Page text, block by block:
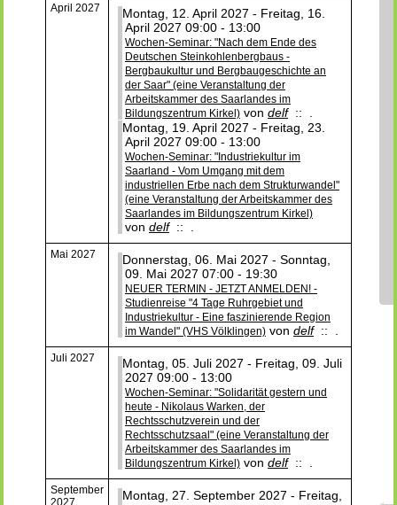
April 2027
Montag, 12. April 2027 - Freitag, 16.
April 2027 09:00 - 13:00
Wochen-Seminar: "Nach dem Ende des
Deutschen Steinkohlenbergbaus -
Bergbaukultur und Bergbaugeschichte an
der Saar" (eine Veranstaltung der
Arbeitskammer des Saarlandes im
Bildungszentrum Kirkel) von delf:: .
Montag, 19. April 2027 - Freitag, 23.
April 2027 09:00 - 13:00
Wochen-Seminar: "Industriekultur im
Saarland - Vom Umgang mit dem
industriellen Erbe nach dem Strukturwandel"
(eine Veranstaltung der Arbeitskammer des
Saarlandes im Bildungszentrum Kirkel)
von delf:: .
Mai 2027
Donnerstag, 06. Mai 2027 - Sonntag,
09. Mai 2027 07:00 - 19:30
NEUER TERMIN - JETZT ANMELDEN! -
Studienreise "4 Tage Ruhrgebiet und
Industriekultur - Eine faszinierende Region
im Wandel" (VHS Völklingen) von delf:: .
Juli 2027
Montag, 05. Juli 2027 - Freitag, 09. Juli
2027 09:00 - 13:00
Wochen-Seminar: "Solidarität gestern und
heute - Nikolaus Warken, der
Rechtsschutzverein und der
Rechtsschutzsaal" (eine Veranstaltung der
Arbeitskammer des Saarlandes im
Bildungszentrum Kirkel) von delf:: .
September
2027
Montag, 27. September 2027 - Freitag,